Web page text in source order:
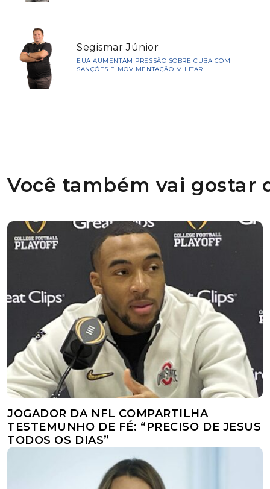
Segismar Júnior
EUA AUMENTAM PRESSÃO SOBRE CUBA COM
SANÇÕES E MOVIMENTAÇÃO MILITAR
Você também vai gostar
JOGADOR DA NFL COMPARTILHA
TESTEMUNHO DE FÉ: “PRECISO DE JESUS
TODOS OS DIAS”